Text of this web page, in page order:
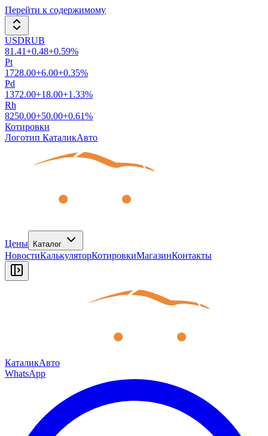
Перейти к содержимому
USDRUB
81.41+0.48+0.59%
Pt
1728.00+6.00+0.35%
Pd
1372.00+18.00+1.33%
Rh
8250.00+50.00+0.61%
Котировки
Логотип КаталикАвто
Цены Каталог
НовостиКалькуляторКотировкиМагазинКонтакты
КаталикАвто
WhatsApp